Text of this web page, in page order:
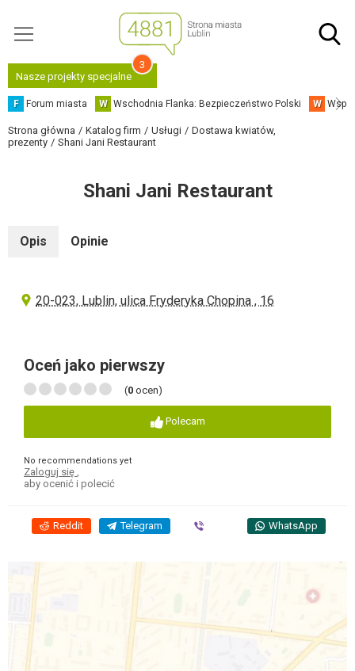
Nasze projekty specjalne
3
F Forum miasta W Wschodnia Flanka: Bezpieczeństwo Polski W
Strona główna Katalog firm Usługi
Dostawa kwiatów,
prezenty
Shani Jani Restaurant
Shani Jani Restaurant
Opis Opinie
20-023, Lublin, ulica Fryderyka Chopina , 16
Oceń jako pierwszy
(0 ocen)
Polecam
No recommendations yet
Zaloguj się
aby ocenić i polecić
Reddit Telegram WhatsApp